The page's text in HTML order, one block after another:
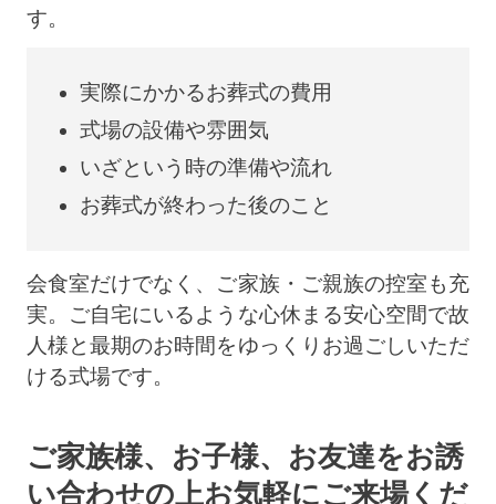
す。
実際にかかるお葬式の費用
式場の設備や雰囲気
いざという時の準備や流れ
お葬式が終わった後のこと
会食室だけでなく、ご家族・ご親族の控室も充
実。ご自宅にいるような心休まる安心空間で故
人様と最期のお時間をゆっくりお過ごしいただ
ける式場です。
ご家族様、お子様、お友達をお誘
い合わせの上お気軽にご来場くだ